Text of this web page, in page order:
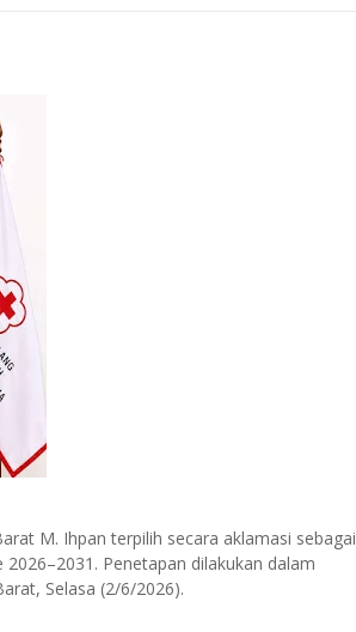
M. Ihpan terpilih secara aklamasi sebagai
Penetapan dilakukan dalam
Selasa (2/6/2026).